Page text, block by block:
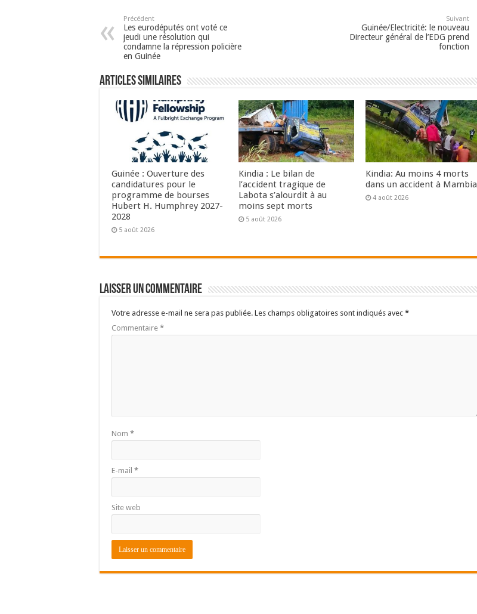
Précédent
Les eurodéputés ont voté ce
jeudi une résolution qui
condamne la répression policière
en Guinée
Suivant
Guinée/Electricité: le nouveau
Directeur général de l’EDG prend
fonction
Articles Similaires
Guinée : Ouverture des
candidatures pour le
programme de bourses
Hubert H. Humphrey 2027-
2028
5 août 2026
Kindia : Le bilan de
l’accident tragique de
Labota s’alourdit à au
moins sept morts
5 août 2026
Kindia: Au moins 4 morts
dans un accident à Mambia
4 août 2026
Laisser un commentaire
Votre adresse e-mail ne sera pas publiée. Les champs obligatoires sont indiqués avec *
Commentaire *
Nom *
E-mail *
Site web